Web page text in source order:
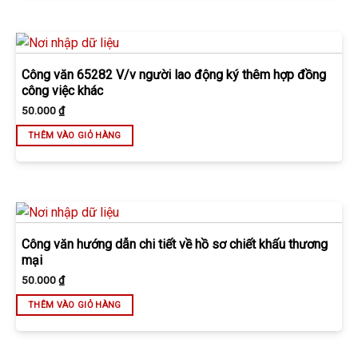
Công văn 65282 V/v người lao động ký thêm hợp đồng
công việc khác
50.000₫
THÊM VÀO GIỎ HÀNG
Công văn hướng dẫn chi tiết về hồ sơ chiết khấu thương
mại
50.000₫
THÊM VÀO GIỎ HÀNG